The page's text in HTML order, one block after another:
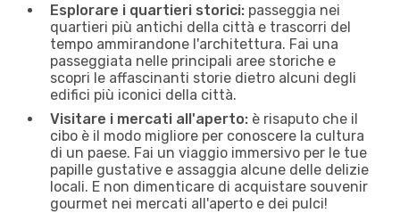
Esplorare i quartieri storici: passeggia nei
quartieri più antichi della città e trascorri del
tempo ammirandone l'architettura. Fai una
passeggiata nelle principali aree storiche e
scopri le affascinanti storie dietro alcuni degli
edifici più iconici della città.
Visitare i mercati all'aperto: è risaputo che il
cibo è il modo migliore per conoscere la cultura
di un paese. Fai un viaggio immersivo per le tue
papille gustative e assaggia alcune delle delizie
locali. E non dimenticare di acquistare souvenir
gourmet nei mercati all'aperto e dei pulci!